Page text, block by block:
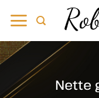
naar
Nette